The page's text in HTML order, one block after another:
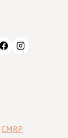
CMRP